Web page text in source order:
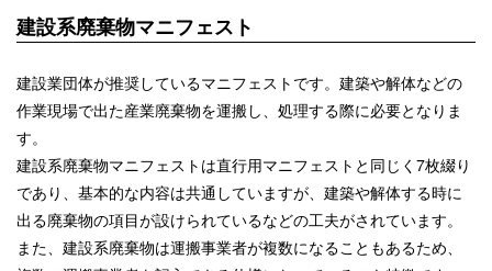
建設系廃棄物マニフェスト
建設業団体が推奨しているマニフェストです。建築や解体などの
作業現場で出た産業廃棄物を運搬し、処理する際に必要となりま
す。
建設系廃棄物マニフェストは直行用マニフェストと同じく7枚綴り
であり、基本的な内容は共通していますが、建築や解体する時に
出る廃棄物の項目が設けられているなどの工夫がされています。
また、建設系廃棄物は運搬事業者が複数になることもあるため、